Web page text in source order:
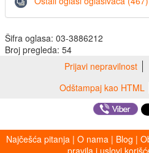
Šifra oglasa: 03-3886212
Broj pregleda: 54
Prijavi nepravilnost
Odštampaj kao HTML
Najčešća pitanja | O nama | Blog |
pravila i uslovi